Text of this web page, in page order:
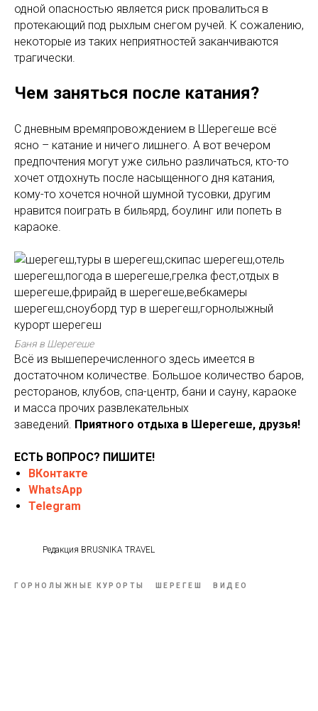
одной опасностью является риск провалиться в
протекающий под рыхлым снегом ручей. К сожалению,
некоторые из таких неприятностей заканчиваются
трагически.
Чем заняться после катания?
С дневным времяпровождением в Шерегеше всё
ясно – катание и ничего лишнего. А вот вечером
предпочтения могут уже сильно различаться, кто-то
хочет отдохнуть после насыщенного дня катания,
кому-то хочется ночной шумной тусовки, другим
нравится поиграть в бильярд, боулинг или попеть в
караоке.
Баня в Шерегеше
Всё из вышеперечисленного здесь имеется в
достаточном количестве. Большое количество баров,
ресторанов, клубов, спа-центр, бани и сауну, караоке
и масса прочих развлекательных
заведений. Приятного отдыха в Шерегеше, друзья!
ЕСТЬ ВОПРОС? ПИШИТЕ!
ВКонтакте
WhatsApp
Telegram
Редакция BRUSNIKA TRAVEL
ГОРНОЛЫЖНЫЕ КУРОРТЫ ШЕРЕГЕШ ВИДЕО